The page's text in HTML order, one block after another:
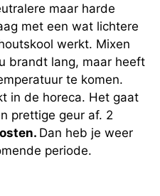
maar harde
met een wat lichtere
werkt. Mixen
brandt lang, maar heeft
te komen.
in de horeca. Het gaat
prettige geur af. 2
Dan heb je weer
periode.